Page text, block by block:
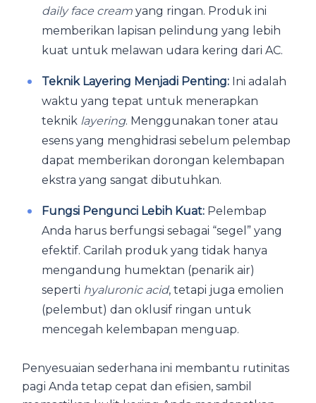
daily face cream yang ringan. Produk ini
memberikan lapisan pelindung yang lebih
kuat untuk melawan udara kering dari AC.
Teknik Layering Menjadi Penting: Ini adalah
waktu yang tepat untuk menerapkan
teknik layering. Menggunakan toner atau
esens yang menghidrasi sebelum pelembap
dapat memberikan dorongan kelembapan
ekstra yang sangat dibutuhkan.
Fungsi Pengunci Lebih Kuat: Pelembap
Anda harus berfungsi sebagai “segel” yang
efektif. Carilah produk yang tidak hanya
mengandung humektan (penarik air)
seperti hyaluronic acid, tetapi juga emolien
(pelembut) dan oklusif ringan untuk
mencegah kelembapan menguap.
Penyesuaian sederhana ini membantu rutinitas
pagi Anda tetap cepat dan efisien, sambil